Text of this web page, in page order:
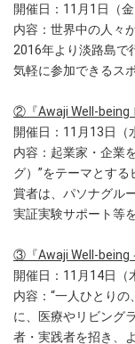
開催日：11月1日（
内容：世界中の人々
2016年より淡路島で
気軽に参加できるス
②『Awaji Well-being
開催日：11月13日（
内容：起業家・企業
グ）”をテーマとす
賞者は、パソナグル
実証実験サポート等
③『Awaji Well-being
開催日：11月14日（
内容：“一人ひとりの
に、医療やリビング
者・実践者を招き、